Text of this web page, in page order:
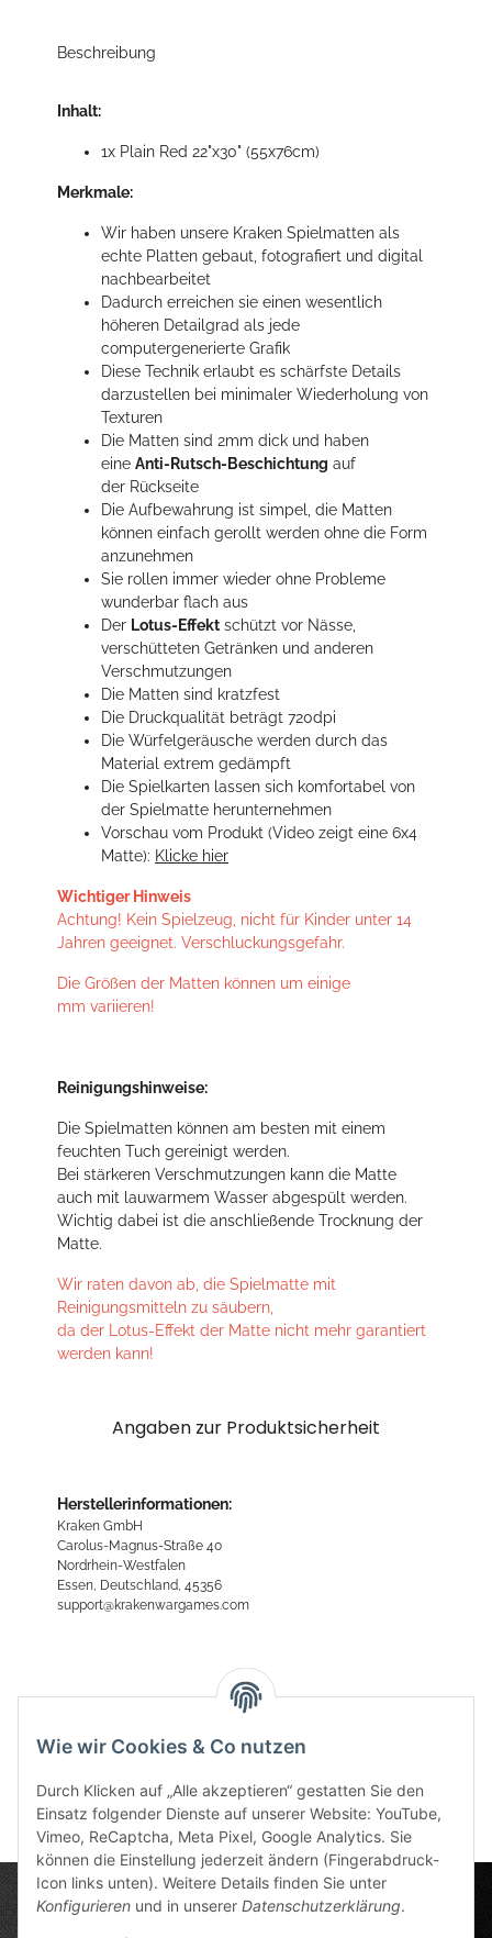
Beschreibung
Inhalt:
1x Plain Red 22"x30" (55x76cm)
Merkmale:
Wir haben unsere Kraken Spielmatten als
echte Platten gebaut, fotografiert und digital
nachbearbeitet
Dadurch erreichen sie einen wesentlich
höheren Detailgrad als jede
computergenerierte Grafik
Diese Technik erlaubt es schärfste Details
darzustellen bei minimaler Wiederholung von
Texturen
Die Matten sind 2mm dick und haben
eine Anti-Rutsch-Beschichtung auf
der Rückseite
Die Aufbewahrung ist simpel, die Matten
können einfach gerollt werden ohne die Form
anzunehmen
Sie rollen immer wieder ohne Probleme
wunderbar flach aus
Der Lotus-Effekt schützt vor Nässe,
verschütteten Getränken und anderen
Verschmutzungen
Die Matten sind kratzfest
Die Druckqualität beträgt 720dpi
Die Würfelgeräusche werden durch das
Material extrem gedämpft
Die Spielkarten lassen sich komfortabel von
der Spielmatte herunternehmen
Vorschau vom Produkt (Video zeigt eine 6x4
Matte): Klicke hier
Wichtiger Hinweis
Achtung! Kein Spielzeug, nicht für Kinder unter 14
Jahren geeignet. Verschluckungsgefahr.
Die Größen der Matten können um einige
mm variieren!
Reinigungshinweise:
Die Spielmatten können am besten mit einem
feuchten Tuch gereinigt werden.
Bei stärkeren Verschmutzungen kann die Matte
auch mit lauwarmem Wasser abgespült werden.
Wichtig dabei ist die anschließende Trocknung der
Matte.
Wir raten davon ab, die Spielmatte mit
Reinigungsmitteln zu säubern,
da der Lotus-Effekt der Matte nicht mehr garantiert
werden kann!
Angaben zur Produktsicherheit
Herstellerinformationen:
Kraken GmbH
Carolus-Magnus-Straße 40
Nordrhein-Westfalen
Essen, Deutschland, 45356
support@krakenwargames.com
Wie wir Cookies & Co nutzen
Durch Klicken auf „Alle akzeptieren“ gestatten Sie den
Einsatz folgender Dienste auf unserer Website: YouTube,
Vimeo, ReCaptcha, Meta Pixel, Google Analytics. Sie
können die Einstellung jederzeit ändern (Fingerabdruck-
Icon links unten). Weitere Details finden Sie unter
Konfigurieren und in unserer Datenschutzerklärung.